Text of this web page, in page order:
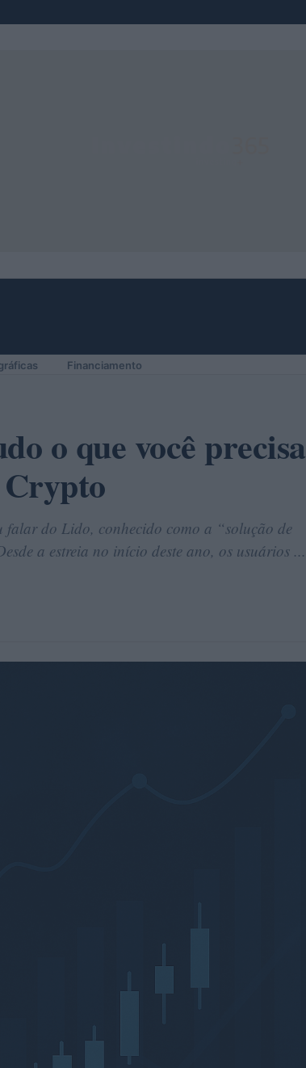
Financiamento
o que você precisa
falar do Lido, conhecido como a “solução de
a estreia no início deste ano, os usuários ...